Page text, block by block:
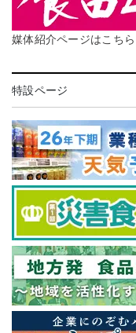
媒体紹介ページはこちら
特設ページ